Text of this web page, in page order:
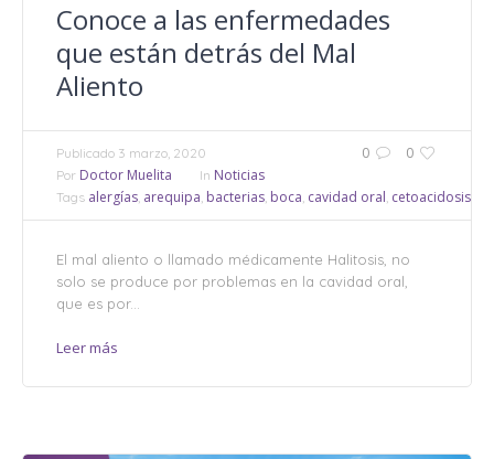
Conoce a las enfermedades
que están detrás del Mal
Aliento
0 0
Publicado 3 marzo, 2020
Por Doctor Muelita In Noticias
Tags alergías, arequipa, bacterias, boca, cavidad oral, cetoacidosis
El mal aliento o llamado médicamente Halitosis, no
solo se produce por problemas en la cavidad oral,
que es por...
Leer más